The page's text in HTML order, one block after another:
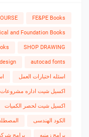
FE&PE Books
and Foundation Books
SHOP DRAWING
autocad fonts
design
اسئله اختبارات العمل
اكسيل شيت اداره مشروعات
اكسيل شيت لحصر الكميات
الكود الهندسى
برامج زمنيه برامج